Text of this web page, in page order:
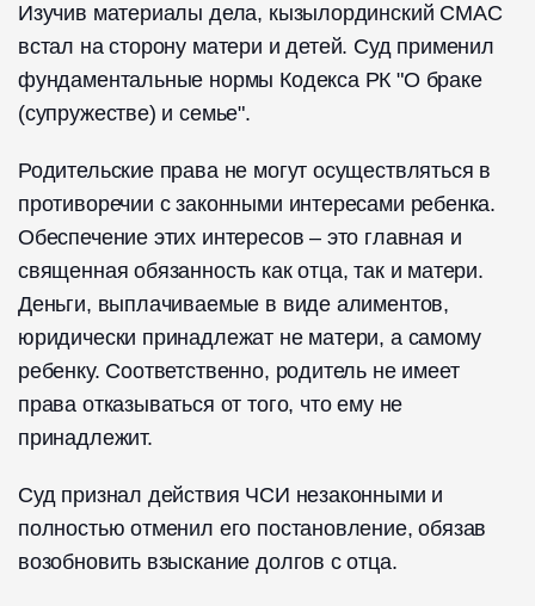
Изучив материалы дела, кызылординский СМАС
встал на сторону матери и детей. Суд применил
фундаментальные нормы Кодекса РК "О браке
(супружестве) и семье".
Родительские права не могут осуществляться в
противоречии с законными интересами ребенка.
Обеспечение этих интересов – это главная и
священная обязанность как отца, так и матери.
Деньги, выплачиваемые в виде алиментов,
юридически принадлежат не матери, а самому
ребенку. Соответственно, родитель не имеет
права отказываться от того, что ему не
принадлежит.
Суд признал действия ЧСИ незаконными и
полностью отменил его постановление, обязав
возобновить взыскание долгов с отца.